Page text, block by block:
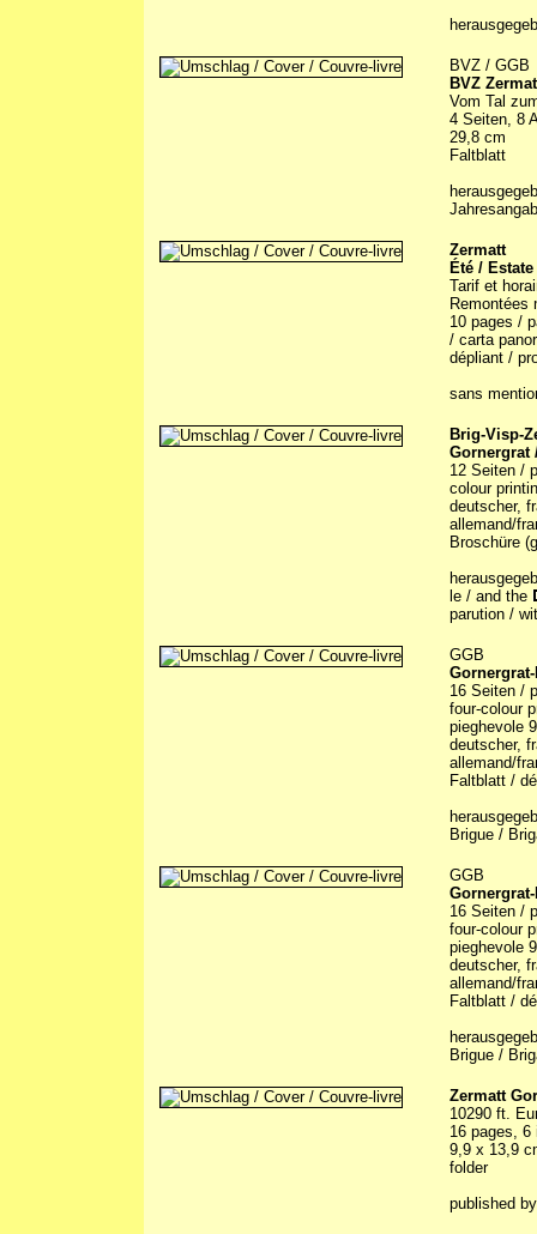
BVZ / GGB
BVZ
Vom Tal
4 Seiten, 8
29,8 cm
Faltblatt
Zermatt
Été /
Tarif et
Remontées
10 pages /
/ carta
dépliant /
sans
Brig-Visp-
Gornergrat
12 Seiten /
colour
deutscher,
allemand/
Broschüre
le / and the
parution /
GGB
16 Seiten /
four-colour
pieghevole
deutscher,
allemand/
Faltblatt /
Brigue /
GGB
16 Seiten /
four-colour
pieghevole
deutscher,
allemand/
Faltblatt /
Brigue /
Zermatt
10290 ft.
16 pages, 6
9,9 x 13,9
folder
published